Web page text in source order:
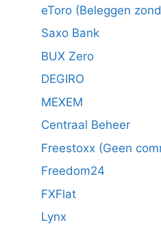
eToro (Beleggen
Saxo Bank
BUX Zero
DEGIRO
MEXEM
Centraal Beheer
Freestoxx (Geen
Freedom24
FXFlat
Lynx